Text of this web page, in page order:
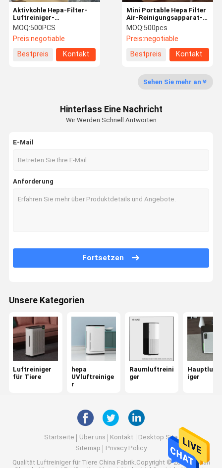
Werksbesich
Tigung
Qualitätskon
Trolle
Kontakt Mit
Bitte Um Ein
Angebot
hepa UVluftreiniger
Hepa-Luftfilter
Plasma-Luftreiniger
Ionenluftreiniger
UVluft-Sterilisator
Hepa-Luftfilter
Mini Portable Hepa Filter
Air-Reinigungsapparat-
UV-Licht-WiFi-Steuer-
Tuya-Funktion
MOQ:500pcs
Preis:negotiable
Bestpreis
Kontakt
Aktivkohle Hepa-Filter-
Luftreiniger-
Stützkinderverschluss-
Funktion 326m3/h
MOQ:500PCS
Preis:negotiable
Bestpreis
Kontakt
Sehen Sie mehr an
Hinterlass Eine Nachricht
Wir Werden Schnell Antworten
E-Mail
Anforderung
Fortsetzen
Unsere Kategorien
Luftreiniger
für Tiere
hepa
UVluftreinige
r
Raumluftreini
ger
iger
Startseite Über uns Kontakt
Desktop Site
Sitemap
Privacy Policy
Qualität Luftreiniger für Tiere China Fabrik.Copyright © 2026 Foshan